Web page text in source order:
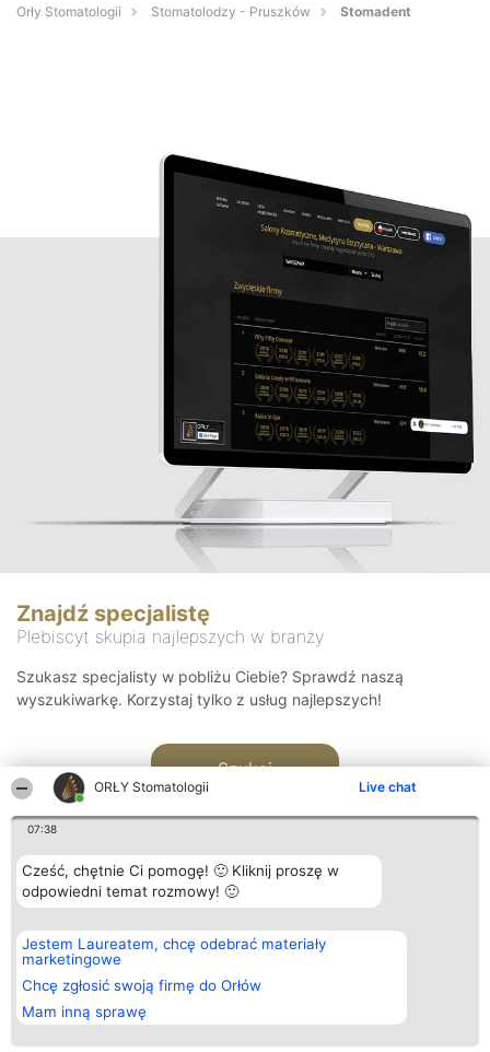
ORŁY Stomatologii Live chat
07:38
Cześć, chętnie Ci pomogę! 🙂 Kliknij proszę w
odpowiedni temat rozmowy! 🙂
Jestem Laureatem, chcę odebrać materiały
marketingowe
Chcę zgłosić swoją firmę do Orłów
Mam inną sprawę
Orły Stomatologii Stomatolodzy - Pruszków Stomadent
Znajdź specjalistę
Plebiscyt skupia najlepszych w branży
Szukasz specjalisty w pobliżu Ciebie? Sprawdź naszą
wyszukiwarkę. Korzystaj tylko z usług najlepszych!
Szukaj
Organizator plebiscytu
Bright Side Solutions sp. z o.
o. sp. k.
ul. Ruska 22
Wrocław 50-079
KRS 0000749100 | Regon
381313360 | NIP 8943132676
Plebiscyt
Laureaci
wszystkich
Laureatów
Regulamin
Kontakt
Kontakt